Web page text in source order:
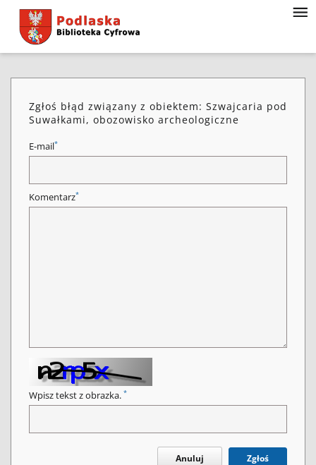
Zgłoś błąd związany z obiektem: Szwajcaria pod
Suwałkami, obozowisko archeologiczne
E-mail*
Komentarz*
Wpisz tekst z obrazka. *
Anuluj Zgłoś